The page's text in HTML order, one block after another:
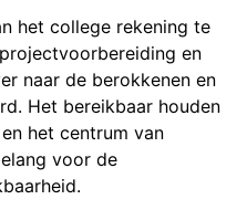
het college rekening te
en
naar de berokkenen en
Het bereikbaar houden
het centrum van
voor de